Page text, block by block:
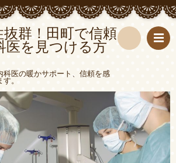
群！田町で信頼
医を見つける方
科医の暖かサポート、信頼を感
。